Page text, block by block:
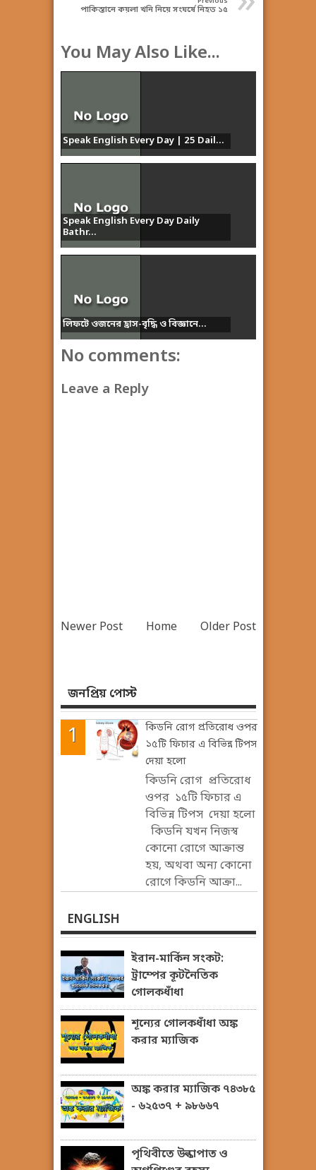
পাকিস্তানে কয়লা খনি নিয়ে সংঘর্ষে নিহত ১৫
You May Also Like...
Speak English Every Day | 25 Dail...
Speak English Every Day Daily
Bathr...
লিফটে ওজনের হ্রাস-বৃদ্ধি ও বিজ্ঞানে...
No comments:
Leave a Reply
Newer Post Older Post
Home
জনপ্রিয় পোস্ট
কিডনি রোগ প্রতিরোধ ওপর
১৫টি ফিচার এ বিভিন্ন টিপস
দেয়া হলো
কিডনি রোগ প্রতিরোধ
ওপর ১৫টি ফিচার এ
বিভিন্ন টিপস দেয়া হলো
কিডনি যখন নিজস্ব
কোনো রোগে আক্রান্ত
হয়, অথবা অন্য কোনো
রোগে কিডনি আক্রা...
ENGLISH
ইরান-মার্কিন সংকট:
ট্রাম্পের কূটনৈতিক
গোলকধাঁধা
শূন্যের গোলকধাঁধা অঙ্ক
করার ম্যাজিক
অঙ্ক করার ম্যাজিক ৭৪৩৮৫
- ৬২৫৩৭ + ৯৮৬৬৭
পৃথিবীতে উল্কাপাত ও